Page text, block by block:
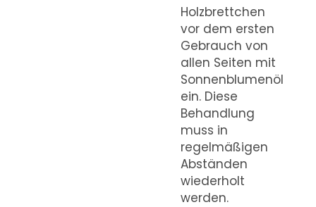
Holzbrettchen
vor dem ersten
Gebrauch von
allen Seiten mit
Sonnenblumenöl
ein. Diese
Behandlung
muss in
regelmäßigen
Abständen
wiederholt
werden.